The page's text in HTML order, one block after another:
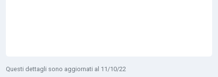
Questi dettagli sono aggiornati al 11/10/22